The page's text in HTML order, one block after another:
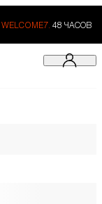
WELCOME7. 48 ЧАСОВ